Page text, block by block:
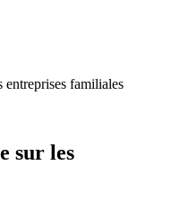
entreprises familiales
sur les